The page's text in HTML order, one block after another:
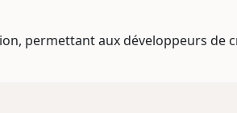
permettant aux développeurs